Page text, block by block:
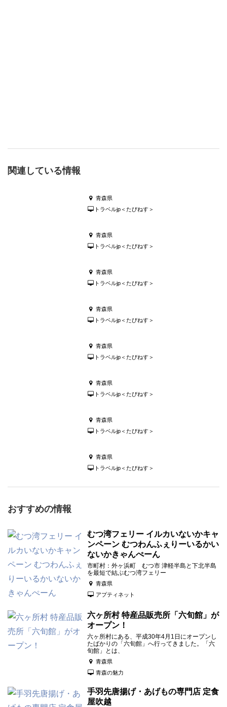
関連している情報
青森県
トラベルjp＜たびねす＞
青森県
トラベルjp＜たびねす＞
青森県
トラベルjp＜たびねす＞
青森県
トラベルjp＜たびねす＞
青森県
トラベルjp＜たびねす＞
青森県
トラベルjp＜たびねす＞
青森県
トラベルjp＜たびねす＞
青森県
トラベルjp＜たびねす＞
おすすめの情報
むつ湾フェリー イルカいないかキャ
ンペーン むつわんふぇりーいるかい
ないかきゃんぺーん
市町村：外ヶ浜町 むつ市 津軽半島と下北半島
を最短で結ぶむつ湾フェリー
青森県
アプティネット
六ヶ所村 特産品販売所「六旬館」が
オープン！
六ヶ所村にある、平成30年4月1日にオープンし
たばかりの「六旬館」へ行ってきました。「六
旬館」とは、
青森県
青森の魅力
手羽先唐揚げ・あげもの専門店 定食
屋吹越